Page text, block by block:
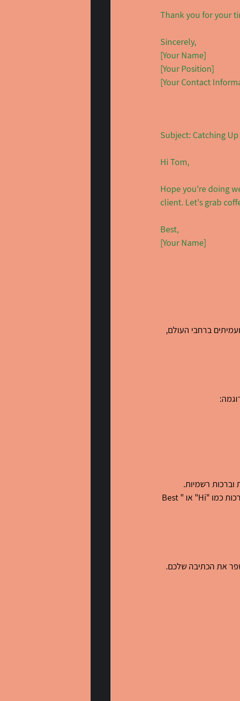
Thank you for your
Sincerely,
[Your Name]
[Your Position]
[Your Contact
Subject: Catching Up
Hi Tom,
Hope you're doing
client. Let's grab
Best,
[Your Name]
ברחבי העולם,
וברכות רשמיות.
כתיבה לא-פורמלית מתאימה לתקשורת עם חברים ועמיתים, עם שימוש בשפה יומיומית וברכות כמו "Hi" או "Best